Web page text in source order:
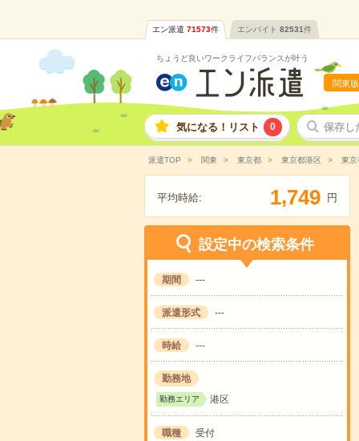
エン派遣 71573件 エンバイト 82531件
ちょうど良いワークライフバランスが叶う
関東版
気になる！リスト 0 保存し
派遣TOP 関東 東京都 東京都港区 東京
平均時給: 1,749 円
設定中の検索条件
期間 ---
派遣形式 ---
時給 ---
勤務地
勤務エリア 港区
職種 受付